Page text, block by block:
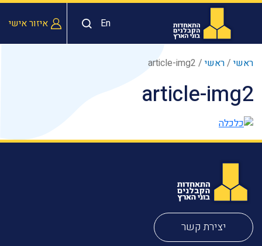
En איזור אישי
ראשי /ראשי /
article-img2
article-img2
יצירת קשר